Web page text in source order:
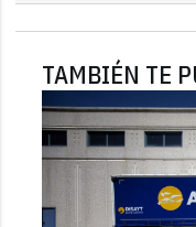
TAMBIÉN TE